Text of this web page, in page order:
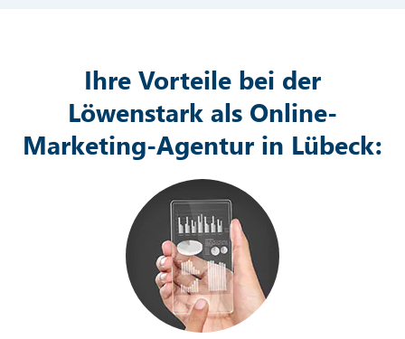
Ihre Vorteile bei der
Löwenstark als Online-
Marketing-Agentur in Lübeck: